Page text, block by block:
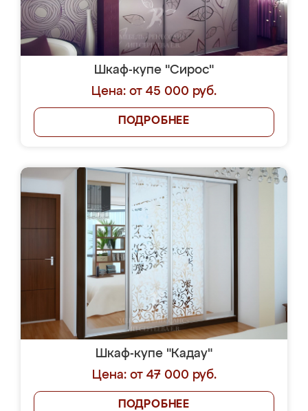
Шкаф-купе "Сирос"
Цена: от 45 000 руб.
ПОДРОБНЕЕ
Шкаф-купе "Кадау"
Цена: от 47 000 руб.
ПОДРОБНЕЕ